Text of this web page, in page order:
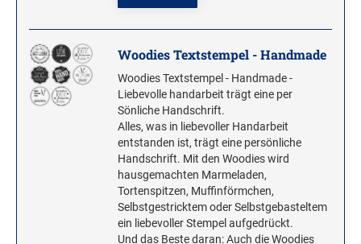
Woodies Textstempel - Handmade
Woodies Textstempel - Handmade -
Liebevolle handarbeit trägt eine per
Sönliche Handschrift.
Alles, was in liebevoller Handarbeit
entstanden ist, trägt eine persönliche
Handschrift. Mit den Woodies wird
hausgemachten Marmeladen,
Tortenspitzen, Muffinförmchen,
Selbstgestricktem oder Selbstgebasteltem
ein liebevoller Stempel aufgedrückt.
Und das Beste daran: Auch die Woodies